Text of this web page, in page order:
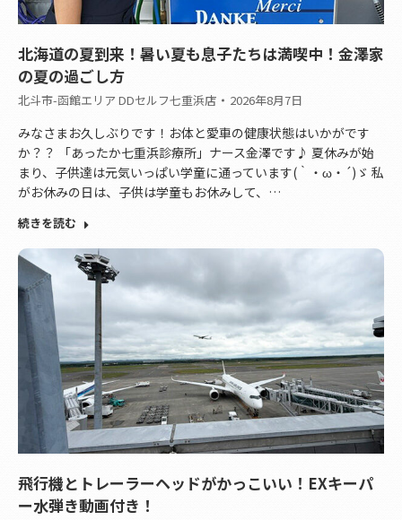
北海道の夏到来！暑い夏も息子たちは満喫中！金澤家
の夏の過ごし方
北斗市-函館エリア DDセルフ七重浜店 2026年8月7日
みなさまお久しぶりです！お体と愛車の健康状態はいかがです
か？？ 「あったか七重浜診療所」ナース金澤です♪ 夏休みが始
まり、子供達は元気いっぱい学童に通っています(｀・ω・´)ゞ 私
がお休みの日は、子供は学童もお休みして、…
続きを読む
飛行機とトレーラーヘッドがかっこいい！EXキーパ
ー水弾き動画付き！